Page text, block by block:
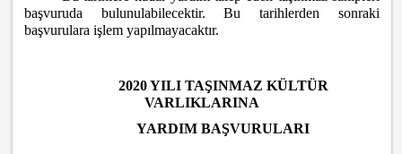
başvuruda bulunulabilecektir. Bu tarihlerden sonraki
başvurulara işlem yapılmayacaktır.
2020 YILI TAŞINMAZ KÜLTÜR
VARLIKLARINA
YARDIM BAŞVURULARI